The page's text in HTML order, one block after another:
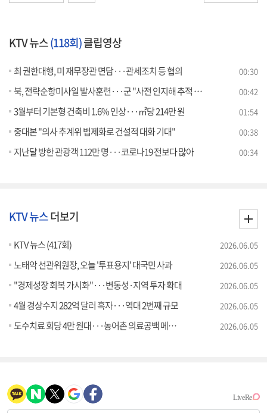
KTV 뉴스(118회)클립영상
최 권한대행, 미 재무장관 면담···관세조치 등 협의 00:30
북, 전략순항미사일 발사훈련···군 "사전 인지해 추적 감시" 00:42
3월부터 기본형 건축비 1.6% 인상···㎡당 214만 원 01:54
중대본 "의사 추계위 법제화로 건설적 대화 기대" 00:38
지난달 방한 관광객 112만 명···코로나19 전보다 많아 00:34
KTV 뉴스더보기
KTV 뉴스 (417회) 2026.06.05
노태악 선관위원장, 오늘 '투표용지' 대국민 사과 2026.06.05
"경제성장 회복 가시화"···변동성·지역 투자 확대 2026.06.05
4월 경상수지 282억 달러 흑자···역대 2번째 규모 2026.06.05
도수치료 회당 4만 원대···농어촌 의료공백 메운다 2026.06.05